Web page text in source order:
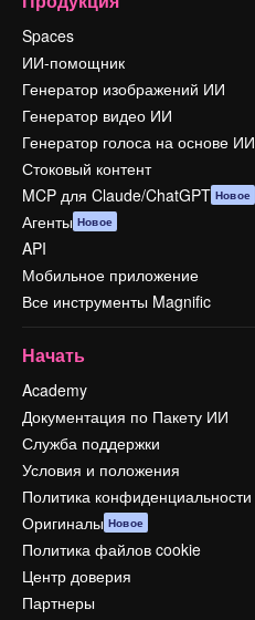
Spaces
ИИ-помощник
Генератор изображений ИИ
Генератор видео ИИ
Генератор голоса на основе ИИ
Стоковый контент
MCP для Claude/ChatGPT Новое
Агенты Новое
API
Мобильное приложение
Все инструменты Magnific
Начать
Academy
Документация по Пакету ИИ
Служба поддержки
Условия и положения
Политика конфиденциальности
Оригиналы Новое
Политика файлов cookie
Центр доверия
Партнеры